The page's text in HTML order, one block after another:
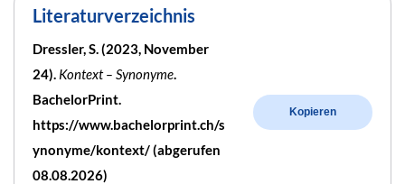
Literaturverzeichnis
Dressler, S. (2023, November
24). Kontext – Synonyme.
BachelorPrint.
https://www.bachelorprint.ch/s
ynonyme/kontext/ (abgerufen
08.08.2026)
Kopieren